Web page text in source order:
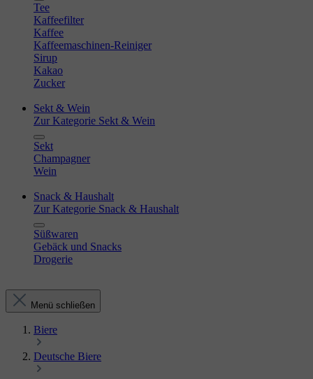
Tee
Kaffeefilter
Kaffee
Kaffeemaschinen-Reiniger
Sirup
Kakao
Zucker
Sekt & Wein
Zur Kategorie Sekt & Wein
Sekt
Champagner
Wein
Snack & Haushalt
Zur Kategorie Snack & Haushalt
Süßwaren
Gebäck und Snacks
Drogerie
Menü schließen
Biere
Deutsche Biere